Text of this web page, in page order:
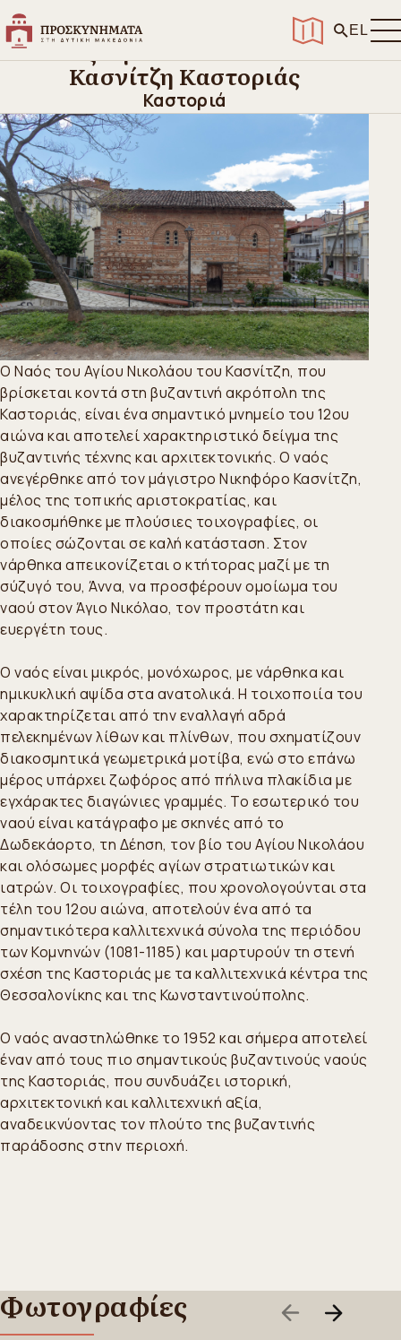
EL
Αρχική
Ναός Αγίου Νικολάου του Κασνίτζη Καστοριάς
Ναός Αγίου Νικολάου του
Κασνίτζη Καστοριάς
Καστοριά
Ο Ναός του Αγίου Νικολάου του Κασνίτζη, που
βρίσκεται κοντά στη βυζαντινή ακρόπολη της
Καστοριάς, είναι ένα σημαντικό μνημείο του 12ου
αιώνα και αποτελεί χαρακτηριστικό δείγμα της
βυζαντινής τέχνης και αρχιτεκτονικής. Ο ναός
ανεγέρθηκε από τον μάγιστρο Νικηφόρο Κασνίτζη,
μέλος της τοπικής αριστοκρατίας, και
διακοσμήθηκε με πλούσιες τοιχογραφίες, οι
οποίες σώζονται σε καλή κατάσταση. Στον
νάρθηκα απεικονίζεται ο κτήτορας μαζί με τη
σύζυγό του, Άννα, να προσφέρουν ομοίωμα του
ναού στον Άγιο Νικόλαο, τον προστάτη και
ευεργέτη τους.
Ο ναός είναι μικρός, μονόχωρος, με νάρθηκα και
ημικυκλική αψίδα στα ανατολικά. Η τοιχοποιία του
χαρακτηρίζεται από την εναλλαγή αδρά
πελεκημένων λίθων και πλίνθων, που σχηματίζουν
διακοσμητικά γεωμετρικά μοτίβα, ενώ στο επάνω
μέρος υπάρχει ζωφόρος από πήλινα πλακίδια με
εγχάρακτες διαγώνιες γραμμές. Το εσωτερικό του
ναού είναι κατάγραφο με σκηνές από το
Δωδεκάορτο, τη Δέηση, τον βίο του Αγίου Νικολάου
και ολόσωμες μορφές αγίων στρατιωτικών και
ιατρών. Οι τοιχογραφίες, που χρονολογούνται στα
τέλη του 12ου αιώνα, αποτελούν ένα από τα
σημαντικότερα καλλιτεχνικά σύνολα της περιόδου
των Κομνηνών (1081-1185) και μαρτυρούν τη στενή
σχέση της Καστοριάς με τα καλλιτεχνικά κέντρα της
Θεσσαλονίκης και της Κωνσταντινούπολης.
Ο ναός αναστηλώθηκε το 1952 και σήμερα αποτελεί
έναν από τους πιο σημαντικούς βυζαντινούς ναούς
της Καστοριάς, που συνδυάζει ιστορική,
αρχιτεκτονική και καλλιτεχνική αξία,
αναδεικνύοντας τον πλούτο της βυζαντινής
παράδοσης στην περιοχή.
Φωτογραφίες